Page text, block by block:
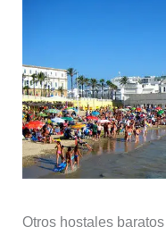
Otros hostales